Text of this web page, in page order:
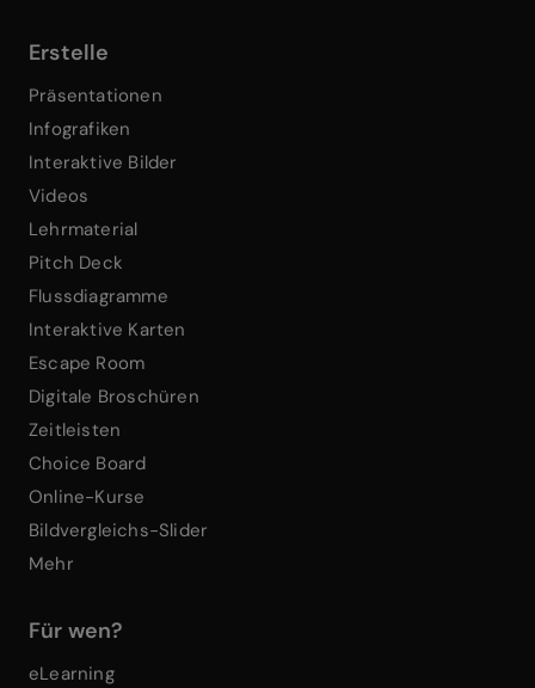
Erstelle
Präsentationen
Infografiken
Interaktive Bilder
Videos
Lehrmaterial
Pitch Deck
Flussdiagramme
Interaktive Karten
Escape Room
Digitale Broschüren
Zeitleisten
Choice Board
Online-Kurse
Bildvergleichs-Slider
Mehr
Für wen?
eLearning